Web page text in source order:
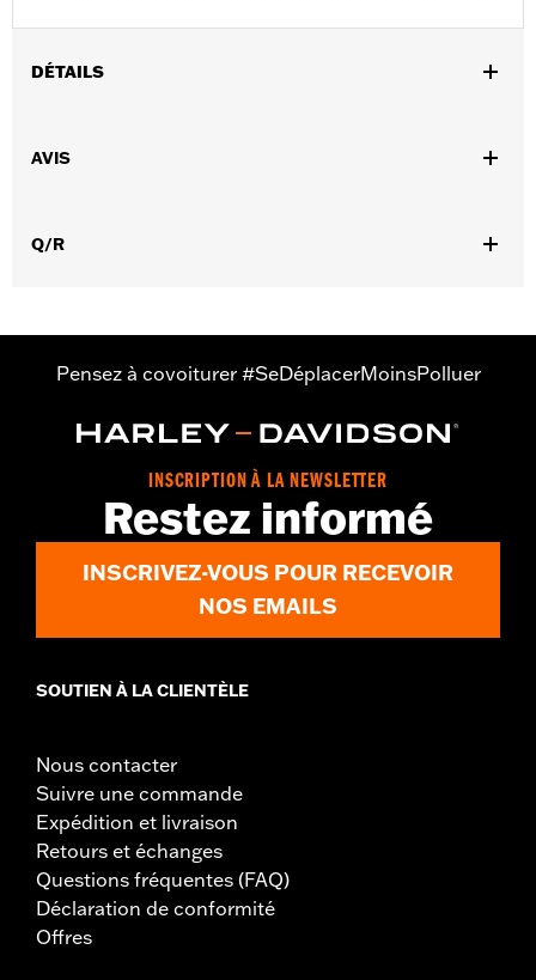
DÉTAILS
Instructions d’installation
AVIS
Q/R
Pensez à covoiturer #SeDéplacerMoinsPolluer
INSCRIPTION À LA NEWSLETTER
Restez informé
INSCRIVEZ-VOUS POUR RECEVOIR
NOS EMAILS
SOUTIEN À LA CLIENTÈLE
Nous contacter
Suivre une commande
Expédition et livraison
Retours et échanges
Questions fréquentes (FAQ)
Déclaration de conformité
Offres